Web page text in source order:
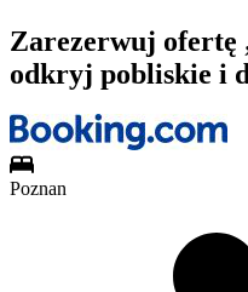
Zarezerwuj
odkryj pobliskie i
Poznan